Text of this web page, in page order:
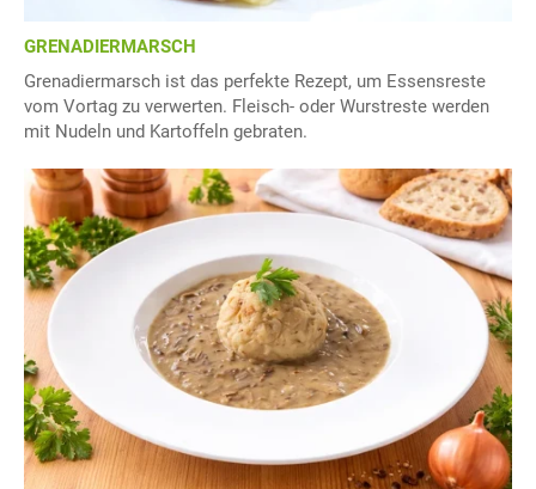
GRENADIERMARSCH
Grenadiermarsch ist das perfekte Rezept, um Essensreste
vom Vortag zu verwerten. Fleisch- oder Wurstreste werden
mit Nudeln und Kartoffeln gebraten.